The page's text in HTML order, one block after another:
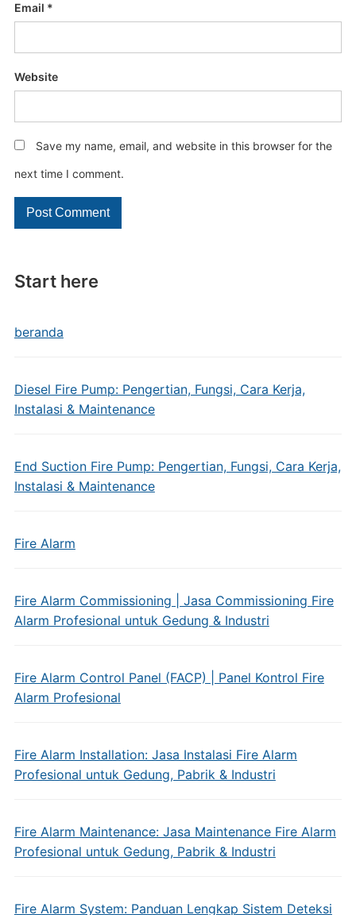
Start here
beranda
Diesel Fire Pump: Pengertian, Fungsi, Cara Kerja,
Instalasi & Maintenance
End Suction Fire Pump: Pengertian, Fungsi, Cara Kerja,
Instalasi & Maintenance
Fire Alarm
Fire Alarm Commissioning | Jasa Commissioning Fire
Alarm Profesional untuk Gedung & Industri
Fire Alarm Control Panel (FACP) | Panel Kontrol Fire
Alarm Profesional
Fire Alarm Installation: Jasa Instalasi Fire Alarm
Profesional untuk Gedung, Pabrik & Industri
Fire Alarm Maintenance: Jasa Maintenance Fire Alarm
Profesional untuk Gedung, Pabrik & Industri
Fire Alarm System: Panduan Lengkap Sistem Deteksi
Email *
Website
Save my name, email, and website in this browser for the
next time I comment.